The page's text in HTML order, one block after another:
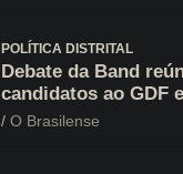
POLÍTICA DISTRITAL
Debate da Band
candidatos ao GDF
marcado por
O Brasilense